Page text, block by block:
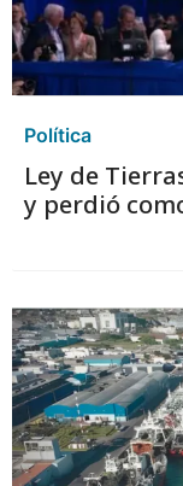
Política
Ley de
y perdió